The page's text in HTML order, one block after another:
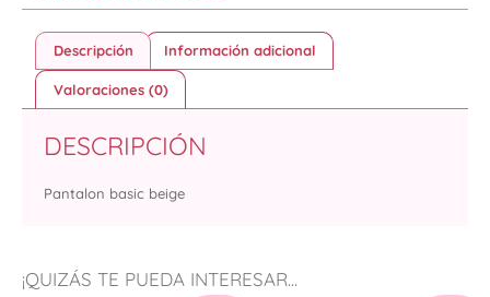
¡QUIZÁS TE PUEDA INTERESAR...
Descripción Información adicional
Valoraciones (0)
DESCRIPCIÓN
Pantalon basic beige